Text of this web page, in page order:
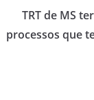
TRT de MS
processos que